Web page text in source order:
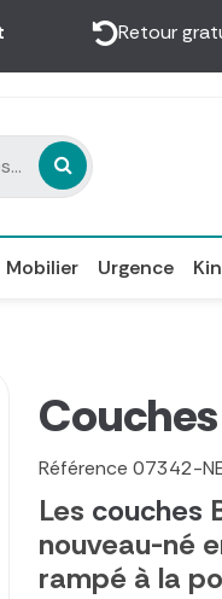
Retour
Mobilier Urgence
Référence 07342-
Les couches
nouveau-né
rampé à la